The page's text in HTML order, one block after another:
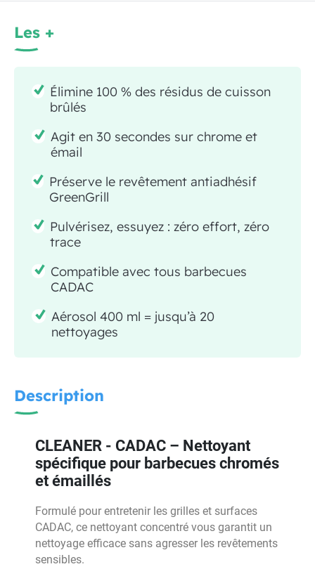
Les +
Élimine 100 % des résidus de cuisson
brûlés
Agit en 30 secondes sur chrome et
émail
Préserve le revêtement antiadhésif
GreenGrill
Pulvérisez, essuyez : zéro effort, zéro
trace
Compatible avec tous barbecues
CADAC
Aérosol 400 ml = jusqu’à 20
nettoyages
Description
CLEANER - CADAC – Nettoyant
spécifique pour barbecues chromés
et émaillés
Formulé pour entretenir les grilles et surfaces
CADAC, ce nettoyant concentré vous garantit un
nettoyage efficace sans agresser les revêtements
sensibles.